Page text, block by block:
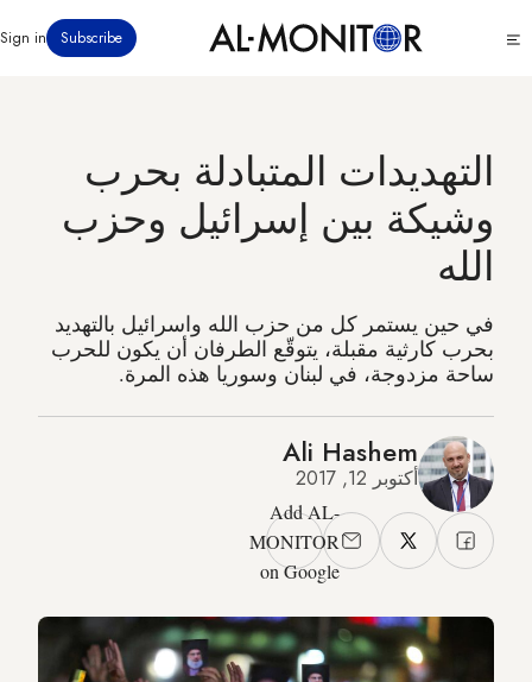
إلى
Subscribe
Sign in
التهديدات المتبادلة بحرب
وشيكة بين إسرائيل وحزب
الله
في حين يستمر كل من حزب الله واسرائيل بالتهديد
بحرب كارثية مقبلة، يتوقّع الطرفان أن يكون للحرب
ساحة مزدوجة، في لبنان وسوريا هذه المرة.
Ali Hashem
أكتوبر 12, 2017
Add AL-
MONITOR
on Google